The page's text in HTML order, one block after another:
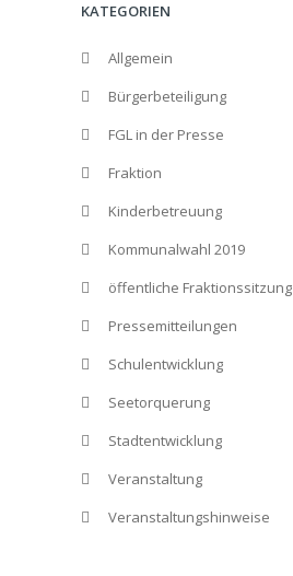
KATEGORIEN
Allgemein
Bürgerbeteiligung
FGL in der Presse
Fraktion
Kinderbetreuung
Kommunalwahl 2019
öffentliche Fraktionssitzung
Pressemitteilungen
Schulentwicklung
Seetorquerung
Stadtentwicklung
Veranstaltung
Veranstaltungshinweise